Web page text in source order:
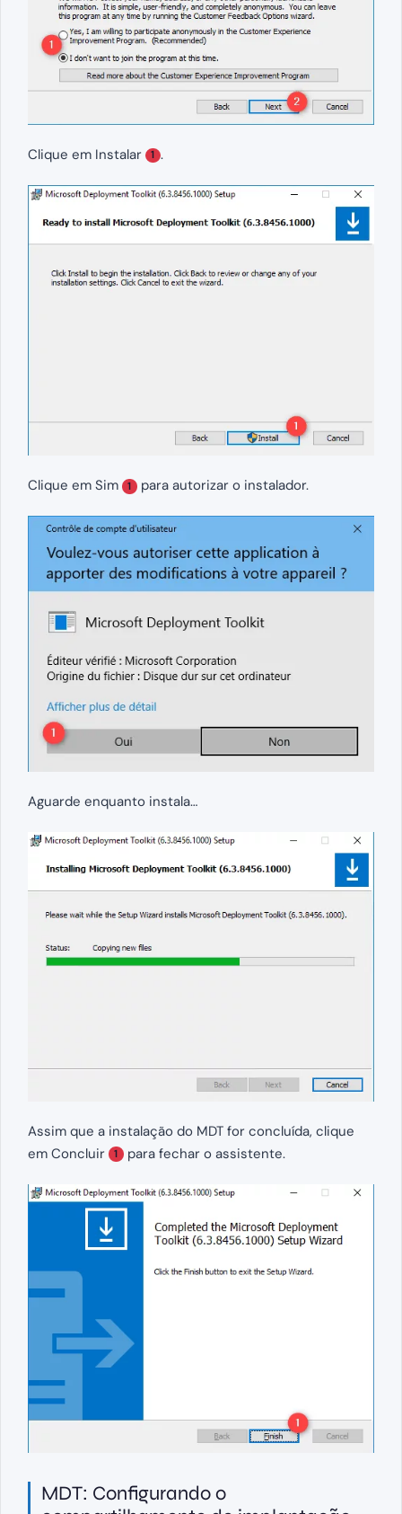
Clique em Instalar 1 .
Clique em Sim 1 para autorizar o instalador.
Aguarde enquanto instala…
Assim que a instalação do MDT for concluída, clique
em Concluir
1 para fechar o assistente.
MDT: Configurando o